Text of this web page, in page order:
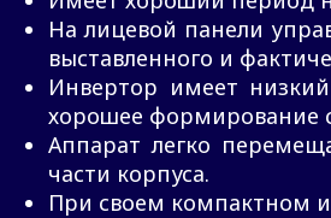
На лицевой панели
выставленного и
Инвертор имеет
хорошее формирование
Аппарат легко
части корпуса.
При своем компактном